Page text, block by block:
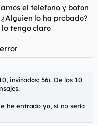
y si es mala, también se
foreros que se delatan
obtener un mejor trato o
que hay detrás de estos
sí hay algunos que
este foro como en el
el telefono y boton
lo ha probado?
lo tengo claro
invitados: 56). De los 10
he entrado yo, si no sería